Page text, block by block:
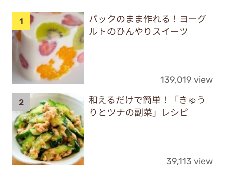
パックのまま作れる！ヨーグ
ルトのひんやりスイーツ
139,019 view
和えるだけで簡単！「きゅう
りとツナの副菜」レシピ
39,113 view